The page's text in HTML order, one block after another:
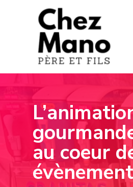
Hit enter to search or ESC to
au coeur